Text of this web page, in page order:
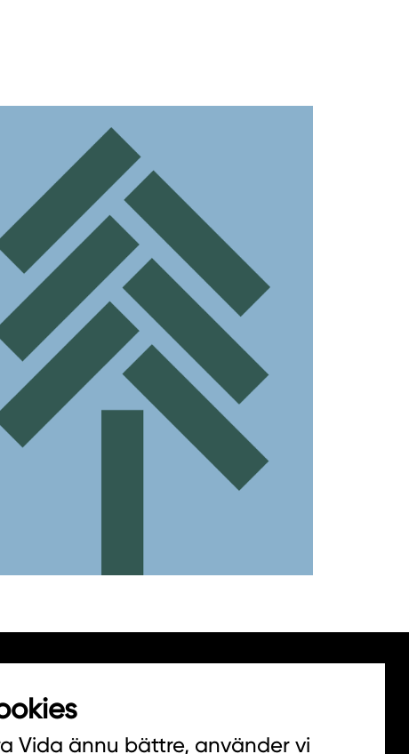
Vida ännu bättre, använder vi